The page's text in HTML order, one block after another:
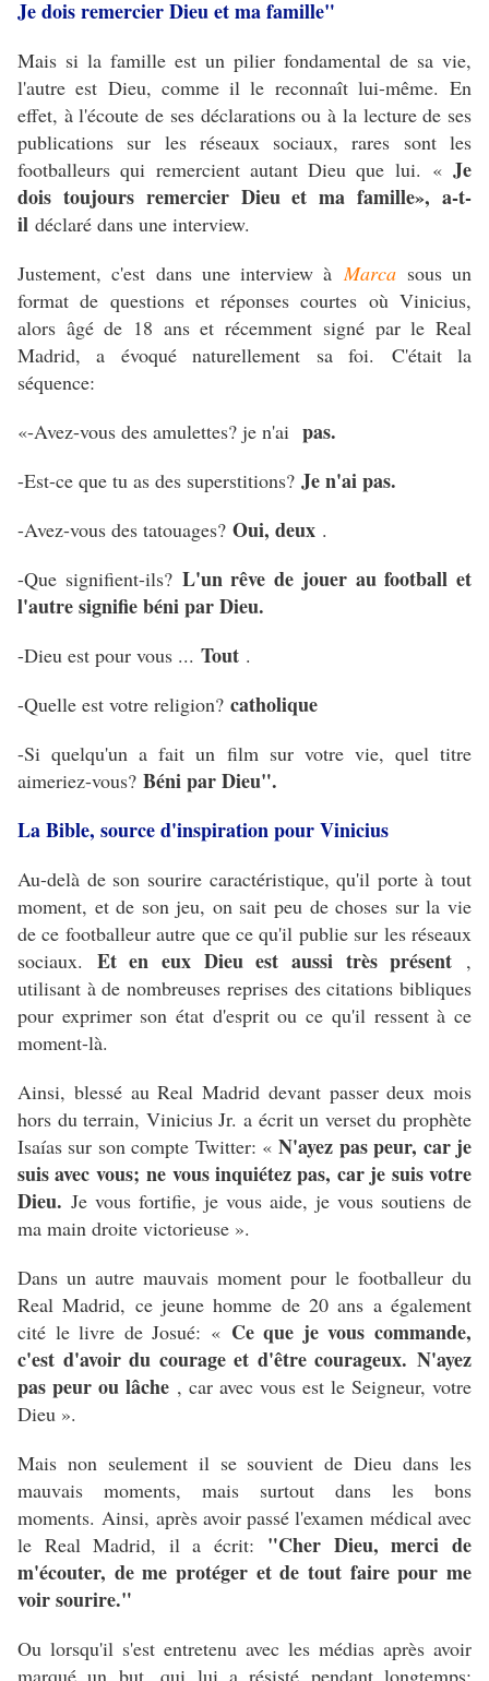
Je dois remercier Dieu et ma famille"
Mais si la famille est un pilier fondamental de sa vie,
l'autre est Dieu, comme il le reconnaît lui-même. En
effet, à l'écoute de ses déclarations ou à la lecture de ses
publications sur les réseaux sociaux, rares sont les
footballeurs qui remercient autant Dieu que lui. « Je
dois toujours remercier Dieu et ma famille», a-t-
il déclaré dans une interview.
Justement, c'est dans une interview àMarcasous un
format de questions et réponses courtes où Vinicius,
alors âgé de 18 ans et récemment signé par le Real
Madrid, a évoqué naturellement sa foi. C'était la
séquence:
«-Avez-vous des amulettes? je n'ai pas.
-Est-ce que tu as des superstitions? Je n'ai pas.
-Avez-vous des tatouages? Oui, deux .
-Que signifient-ils? L'un rêve de jouer au football et
l'autre signifie béni par Dieu.
-Dieu est pour vous ... Tout .
-Quelle est votre religion? catholique
-Si quelqu'un a fait un film sur votre vie, quel titre
aimeriez-vous? Béni par Dieu".
La Bible, source d'inspiration pour Vinicius
Au-delà de son sourire caractéristique, qu'il porte à tout
moment, et de son jeu, on sait peu de choses sur la vie
de ce footballeur autre que ce qu'il publie sur les réseaux
sociaux. Et en eux Dieu est aussi très présent ,
utilisant à de nombreuses reprises des citations bibliques
pour exprimer son état d'esprit ou ce qu'il ressent à ce
moment-là.
Ainsi, blessé au Real Madrid devant passer deux mois
hors du terrain, Vinicius Jr. a écrit un verset du prophète
Isaías sur son compte Twitter: «N'ayez pas peur, car je
suis avec vous;ne vous inquiétez pas, car je suis votre
Dieu. Je vous fortifie, je vous aide, je vous soutiens de
ma main droite victorieuse ».
Dans un autre mauvais moment pour le footballeur du
Real Madrid, ce jeune homme de 20 ans a également
cité le livre de Josué: « Ce que je vous commande,
c'est d'avoir du courage et d'être courageux. N'ayez
pas peur ou lâche , car avec vous est le Seigneur, votre
Dieu ».
Mais non seulement il se souvient de Dieu dans les
mauvais moments, mais surtout dans les bons
moments.Ainsi, après avoir passé l'examen médical avec
le Real Madrid, il a écrit: "Cher Dieu, merci de
m'écouter, de me protéger et de tout faire pour me
voir sourire."
Ou lorsqu'il s'est entretenu avec les médias après avoir
marqué un but, qui lui a résisté pendant longtemps: